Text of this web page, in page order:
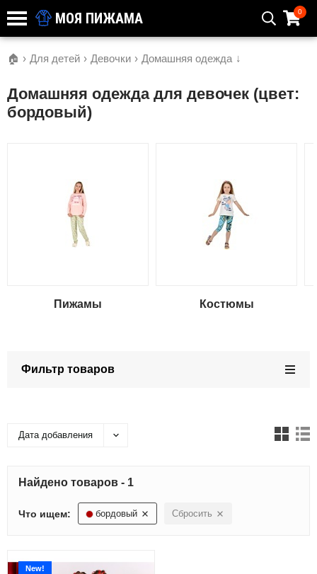
МОЯ ПИЖАМА 0
🏠 › Для детей › Девочки › Домашняя одежда ↓
Домашняя одежда для девочек (цвет:
бордовый)
Пижамы Костюмы
Фильтр товаров
Дата добавления
Найдено товаров - 1
Что ищем: бордовый Сбросить
New!